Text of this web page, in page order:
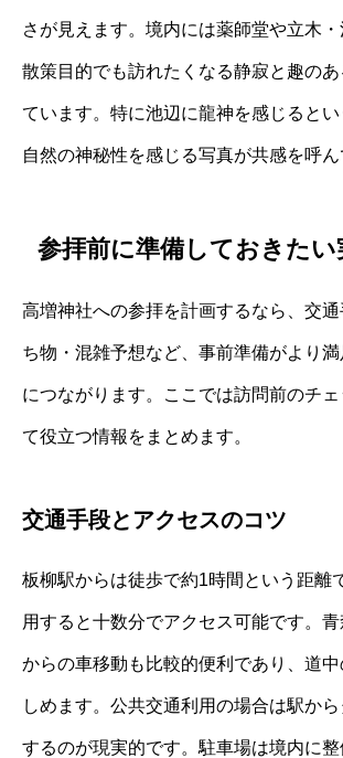
さが見えます。境内には薬師堂や立木
散策目的でも訪れたくなる静寂と趣の
ています。特に池辺に龍神を感じるとい
自然の神秘性を感じる写真が共感を呼ん
参拝前に準備しておきたい
高増神社への参拝を計画するなら、交
ち物・混雑予想など、事前準備がより
につながります。ここでは訪問前のチ
て役立つ情報をまとめます。
交通手段とアクセスのコツ
板柳駅からは徒歩で約1時間という距離
用すると十数分でアクセス可能です。
からの車移動も比較的便利であり、道
しめます。公共交通利用の場合は駅か
するのが現実的です。駐車場は境内に整